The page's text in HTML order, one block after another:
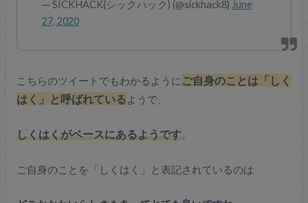
— SICKHACK(シックハック) (@sickhack8) June
27, 2020
こちらのツイートでもわかるように ご自身のことは「しく
はく」と呼ばれているようで、
しくはくがベースにあるようです。
ご自身のことを「しくはく」と表記されているのは